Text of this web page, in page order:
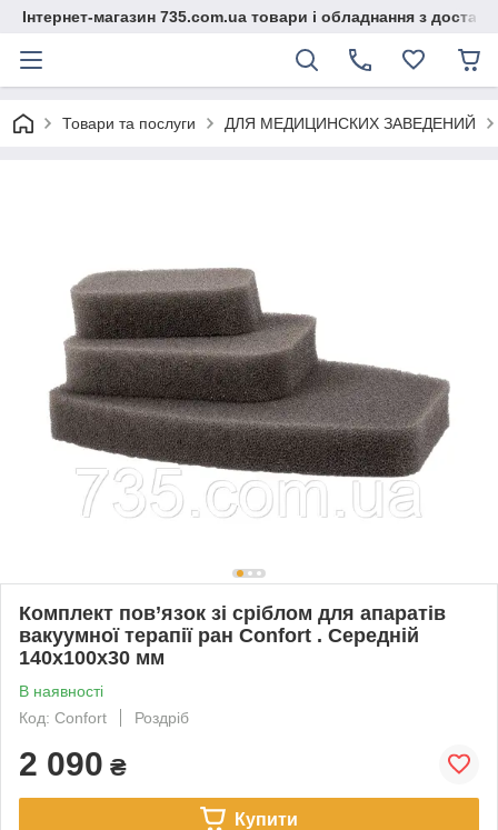
Інтернет-магазин 735.com.ua товари і обладнання з
Товари та послуги ДЛЯ МЕДИЦИНСКИХ ЗАВЕДЕНИЙ
Комплект пов’язок зі сріблом для апаратів
вакуумної терапії ран Confort . Середній
140x100x30 мм
В наявності
Код: Confort
Роздріб
2 090 ₴
Купити